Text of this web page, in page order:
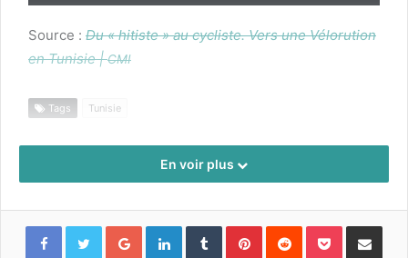
Source : Du « hitiste » au cycliste. Vers une Véloru­tion
en Tunisie |CMI
Tags Tunisie
En voir plus
Google+LinkedInTumblr PinterestReddit Pocket